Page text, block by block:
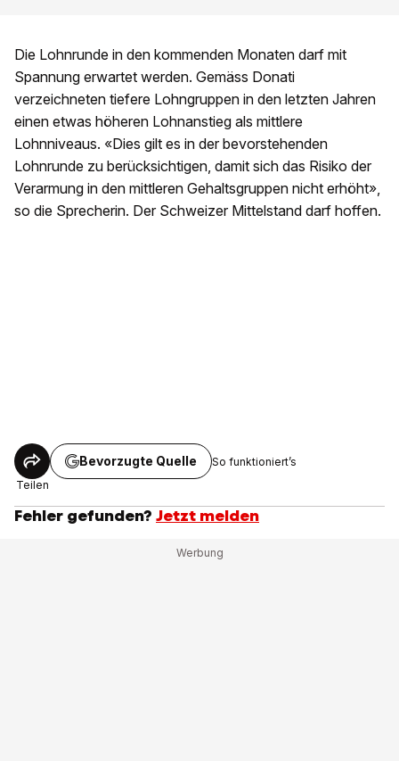
Die Lohnrunde in den kommenden Monaten darf mit
Spannung erwartet werden. Gemäss Donati
verzeichneten tiefere Lohngruppen in den letzten Jahren
einen etwas höheren Lohnanstieg als mittlere
Lohnniveaus. «Dies gilt es in der bevorstehenden
Lohnrunde zu berücksichtigen, damit sich das Risiko der
Verarmung in den mittleren Gehaltsgruppen nicht erhöht»,
so die Sprecherin. Der Schweizer Mittelstand darf hoffen.
Teilen
Bevorzugte Quelle So funktioniert’s
Fehler gefunden? Jetzt melden